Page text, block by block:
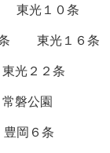
東光１０条
東光１６条
東光２２条
常磐公園
豊岡６条